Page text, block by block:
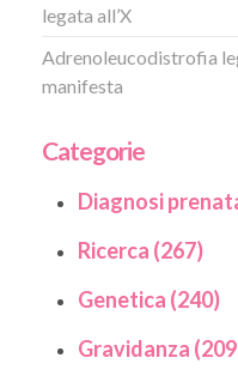
legata all’X
Adrenoleucodistrofia
manifesta
Categorie
Diagnosi
Ricerca (267)
Genetica (240)
Gravidanza